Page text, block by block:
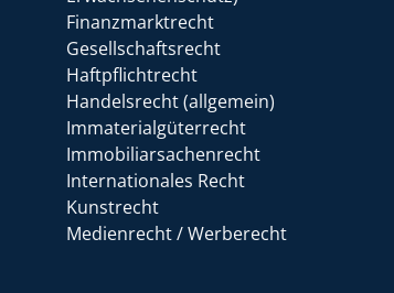
Finanzmarktrecht
Gesellschaftsrecht
Haftpflichtrecht
Handelsrecht (allgemein)
Immaterialgüterrecht
Immobiliarsachenrecht
Internationales Recht
Kunstrecht
Medienrecht / Werberecht